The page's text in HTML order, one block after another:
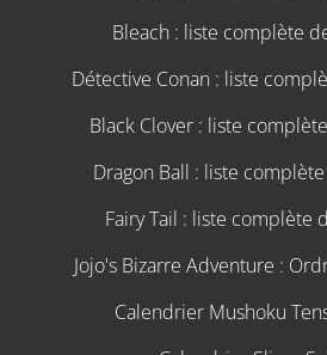
Bleach : liste complète
Détective Conan : liste
Black Clover : liste
Dragon Ball : liste
Fairy Tail : liste complète
Jojo's Bizarre Adventure :
Calendrier Mushoku